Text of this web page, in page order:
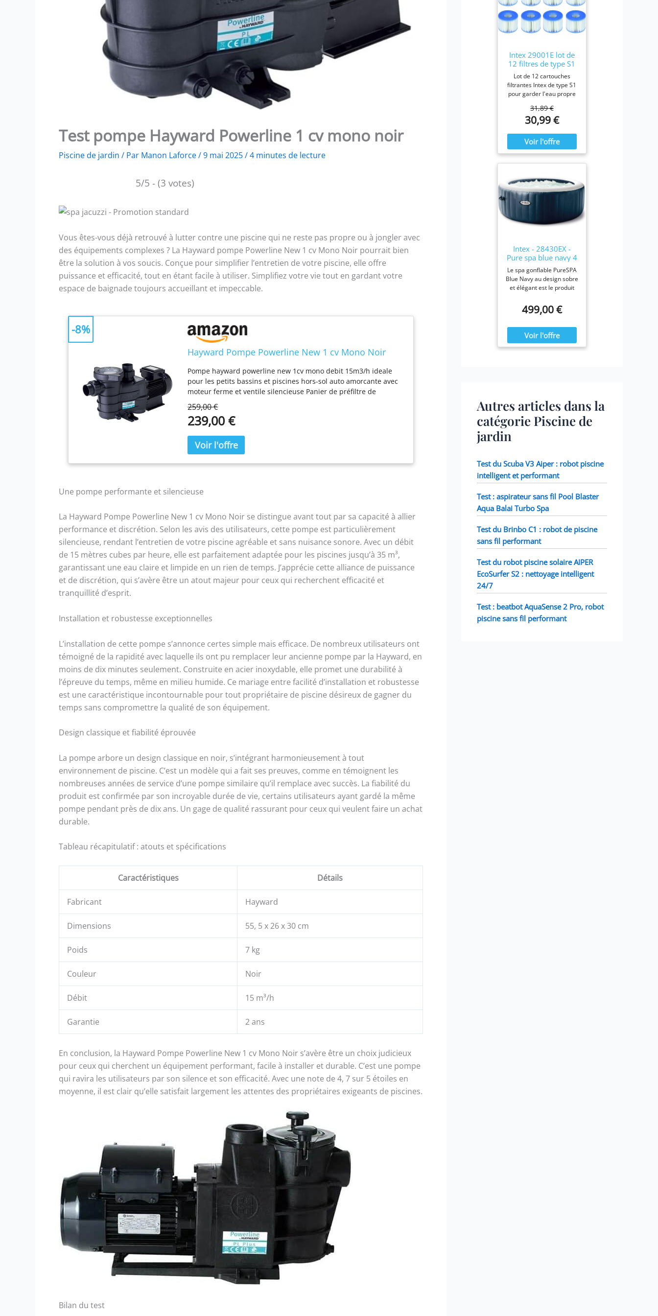
Test pompe Hayward Powerline 1 cv mono noir
Piscine de jardin / Par Manon Laforce/9 mai 2025/4 minutes de lecture
5/5 - (3 votes)
Vous êtes-vous déjà retrouvé à lutter contre une piscine qui ne reste pas propre ou à jongler avec
des équipements complexes ? La Hayward pompe Powerline New 1 cv Mono Noir pourrait bien
être la solution à vos soucis. Conçue pour simplifier l’entretien de votre piscine, elle offre
puissance et efficacité, tout en étant facile à utiliser. Simplifiez votre vie tout en gardant votre
espace de baignade toujours accueillant et impeccable.
Hayward Pompe Powerline New 1 cv Mono Noir
Pompe hayward powerline new 1cv mono debit 15m3/h ideale
pour les petits bassins et piscines hors-sol auto amorcante avec
moteur ferme et ventile silencieuse Panier de préfiltre de
259,00 €
239,00 €
-8%
Une pompe performante et silencieuse
La Hayward Pompe Powerline New 1 cv Mono Noir se distingue avant tout par sa capacité à allier
performance et discrétion. Selon les avis des utilisateurs, cette pompe est particulièrement
silencieuse, rendant l’entretien de votre piscine agréable et sans nuisance sonore. Avec un débit
de 15 mètres cubes par heure, elle est parfaitement adaptée pour les piscines jusqu’à 35 m³,
garantissant une eau claire et limpide en un rien de temps. J’apprécie cette alliance de puissance
et de discrétion, qui s’avère être un atout majeur pour ceux qui recherchent efficacité et
tranquillité d’esprit.
Installation et robustesse exceptionnelles
L’installation de cette pompe s’annonce certes simple mais efficace. De nombreux utilisateurs ont
témoigné de la rapidité avec laquelle ils ont pu remplacer leur ancienne pompe par la Hayward, en
moins de dix minutes seulement. Construite en acier inoxydable, elle promet une durabilité à
l’épreuve du temps, même en milieu humide. Ce mariage entre facilité d’installation et robustesse
est une caractéristique incontournable pour tout propriétaire de piscine désireux de gagner du
temps sans compromettre la qualité de son équipement.
Design classique et fiabilité éprouvée
La pompe arbore un design classique en noir, s’intégrant harmonieusement à tout
environnement de piscine. C’est un modèle qui a fait ses preuves, comme en témoignent les
nombreuses années de service d’une pompe similaire qu’il remplace avec succès. La fiabilité du
produit est confirmée par son incroyable durée de vie, certains utilisateurs ayant gardé la même
pompe pendant près de dix ans. Un gage de qualité rassurant pour ceux qui veulent faire un achat
durable.
Tableau récapitulatif : atouts et spécifications
Caractéristiques Détails
Fabricant Hayward
Dimensions 55, 5 x 26 x 30 cm
Poids 7 kg
Couleur Noir
Débit 15 m³/h
Garantie 2 ans
En conclusion, la Hayward Pompe Powerline New 1 cv Mono Noir s’avère être un choix judicieux
pour ceux qui cherchent un équipement performant, facile à installer et durable. C’est une pompe
qui ravira les utilisateurs par son silence et son efficacité. Avec une note de 4, 7 sur 5 étoiles en
moyenne, il est clair qu’elle satisfait largement les attentes des propriétaires exigeants de piscines.
Bilan du test
Intex 29001E lot de
12 filtres de type S1
Lot de 12 cartouches
filtrantes Intex de type S1
pour garder l'eau propre
efficacité maximale,
nettoyez les cartouches
remplacez-les une fois par
mois ou plus tôt Il est
fabriqué avec du papier
Dacron résistant facile à
filtration ultime.
Fonctionne avec tous les
modèles Intex PureSpa y
compris 28403E, 28407E,
28443E, 28453E, 28421E,
28423E, 28413E, et
31,89 €
30,99 €
Intex - 28430EX -
Pure spa blue navy 4
places
Le spa gonflable PureSPA
Blue Navy au design sobre
et élégant est le produit
tout au long de l'année.
Ressourcez-vous à la
hiver, confortablement
installé dans votre spa
Blue Navy.
499,00 €
Autres articles dans la
catégorie Piscine de
jardin
Test du Scuba V3 Aiper : robot piscine
intelligent et performant
Test : aspirateur sans fil Pool Blaster
Aqua Balai Turbo Spa
Test du Brinbo C1 : robot de piscine
sans fil performant
Test du robot piscine solaire AIPER
EcoSurfer S2 : nettoyage intelligent
24/7
Test : beatbot AquaSense 2 Pro, robot
piscine sans fil performant